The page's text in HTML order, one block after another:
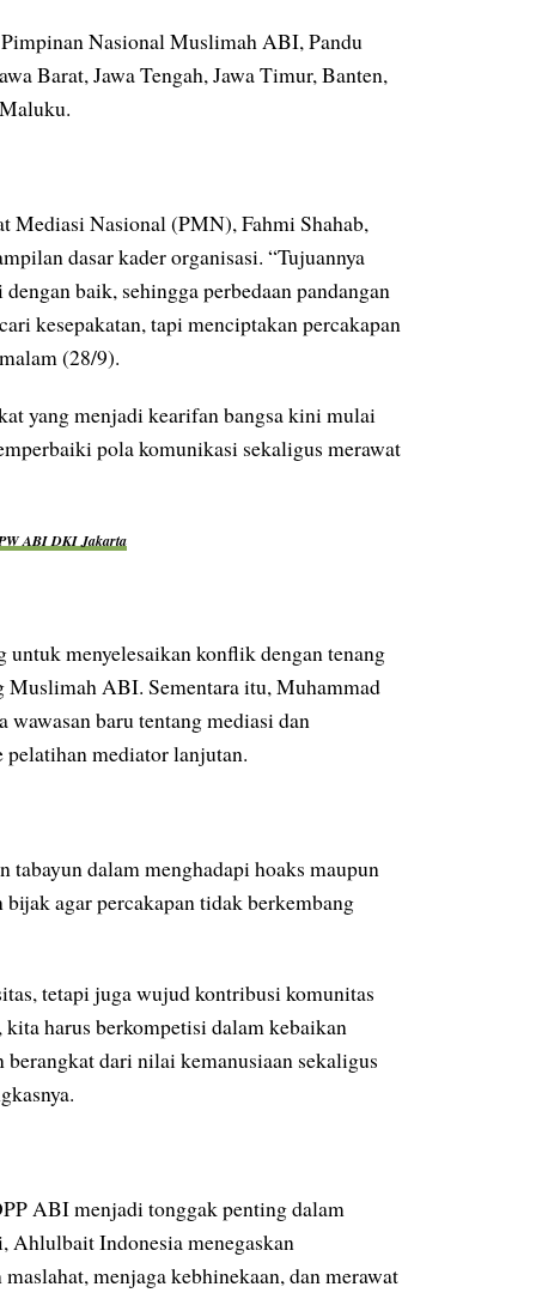
Nasional Muslimah ABI, Pandu
Barat, Jawa Tengah, Jawa Timur, Banten,
Nasional (PMN), Fahmi Shahab,
dasar kader organisasi. “Tujuannya
baik, sehingga perbedaan pandangan
kesepakatan, tapi menciptakan percakapan
(28/9).
yang menjadi kearifan bangsa kini mulai
pola komunikasi sekaligus merawat
ABI DKI Jakarta
menyelesaikan konflik dengan tenang
Muslimah ABI. Sementara itu, Muhammad
baru tentang mediasi dan
mediator lanjutan.
dalam menghadapi hoaks maupun
agar percakapan tidak berkembang
tetapi juga wujud kontribusi komunitas
harus berkompetisi dalam kebaikan
dari nilai kemanusiaan sekaligus
ABI menjadi tonggak penting dalam
Indonesia menegaskan
menjaga kebhinekaan, dan merawat